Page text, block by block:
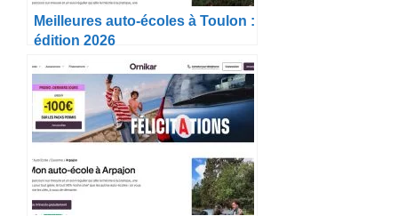
Meilleures auto-écoles à Toulon :
édition 2026